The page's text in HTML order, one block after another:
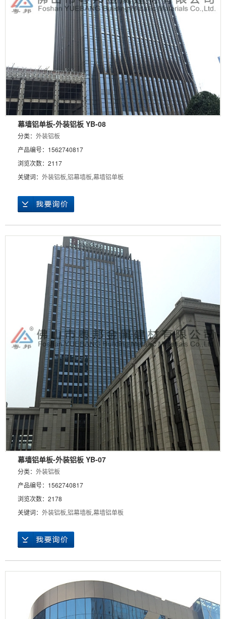
幕墙铝单板-外装铝板 YB-08
分类： 外装铝板
产品编号：1562740817
浏览次数：2117
关键词： 外装铝板,铝幕墙板,幕墙铝单板
幕墙铝单板-外装铝板 YB-07
分类： 外装铝板
产品编号：1562740817
浏览次数：2178
关键词： 外装铝板,铝幕墙板,幕墙铝单板